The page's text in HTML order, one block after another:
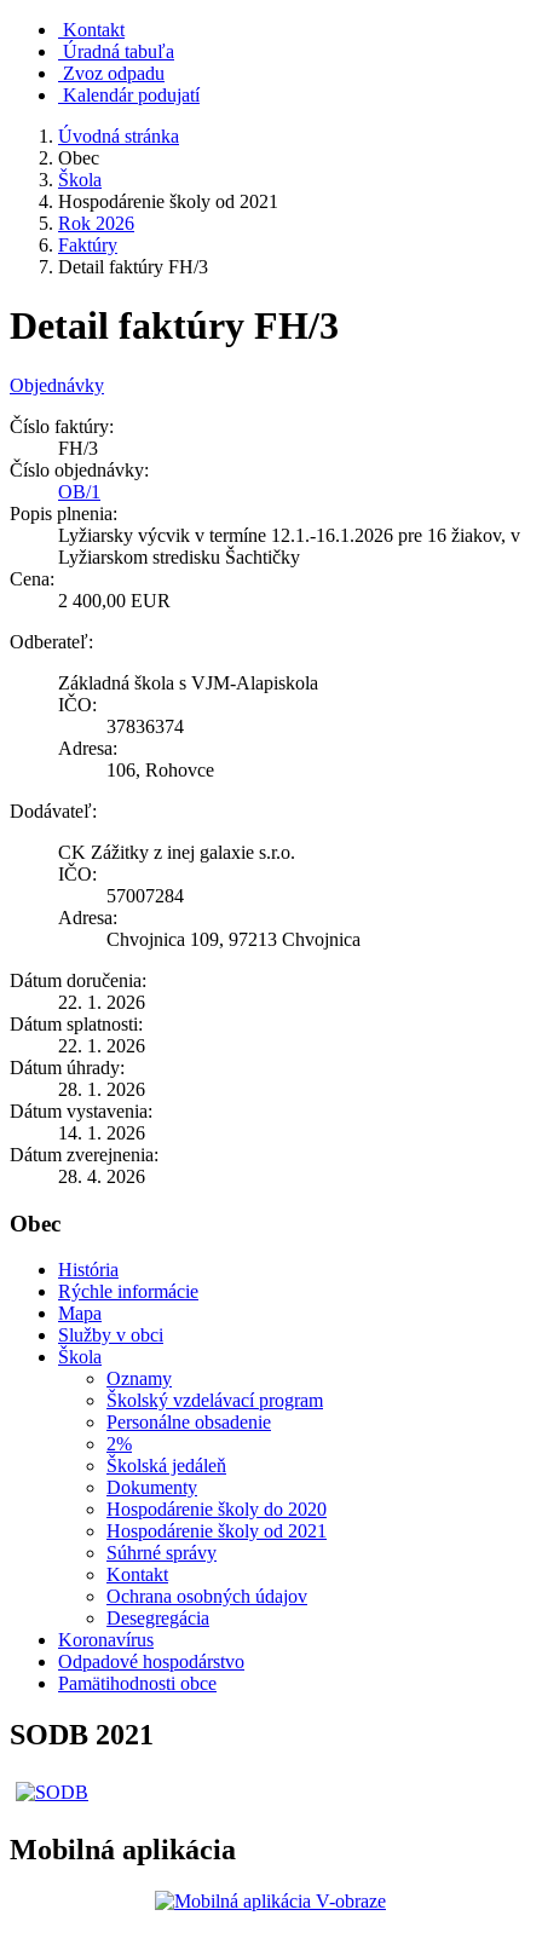
Kontakt
Úradná tabuľa
Zvoz odpadu
Kalendár podujatí
Úvodná stránka
Obec
Škola
Hospodárenie školy od 2021
Rok 2026
Faktúry
Detail faktúry FH/3
Detail faktúry FH/3
Objednávky
Číslo faktúry:
FH/3
Číslo objednávky:
OB/1
Popis plnenia:
Lyžiarsky výcvik v termíne 12.1.-16.1.2026 pre 16 žiakov, v
Lyžiarskom stredisku Šachtičky
Cena:
2 400,00 EUR
Odberateľ:
Základná škola s VJM-Alapiskola
IČO:
37836374
Adresa:
106, Rohovce
Dodávateľ:
CK Zážitky z inej galaxie s.r.o.
IČO:
57007284
Adresa:
Chvojnica 109, 97213 Chvojnica
Dátum doručenia:
22. 1. 2026
Dátum splatnosti:
22. 1. 2026
Dátum úhrady:
28. 1. 2026
Dátum vystavenia:
14. 1. 2026
Dátum zverejnenia:
28. 4. 2026
Obec
História
Rýchle informácie
Mapa
Služby v obci
Škola
Oznamy
Školský vzdelávací program
Personálne obsadenie
2%
Školská jedáleň
Dokumenty
Hospodárenie školy do 2020
Hospodárenie školy od 2021
Súhrné správy
Kontakt
Ochrana osobných údajov
Desegregácia
Koronavírus
Odpadové hospodárstvo
Pamätihodnosti obce
SODB 2021
Mobilná aplikácia